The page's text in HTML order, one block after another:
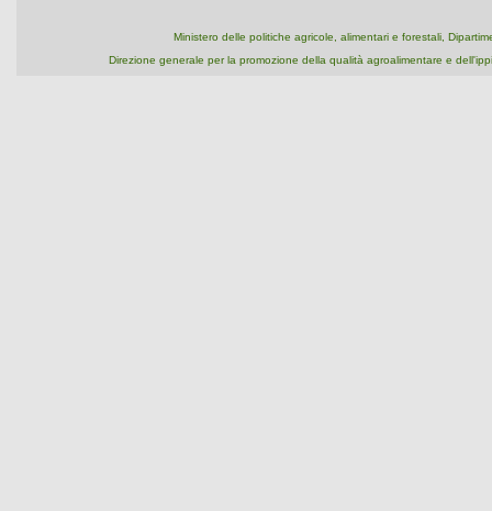
Ministero delle politiche agricole, alimentari e forestali,
Direzione generale per la promozione della qualità agroalimentare e